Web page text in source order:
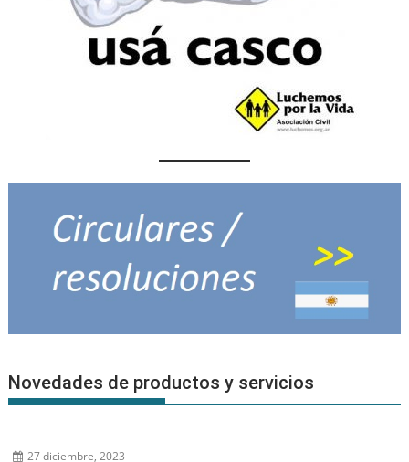
Novedades de productos y servicios
27 diciembre, 2023